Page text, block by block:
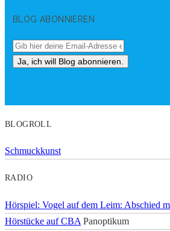
BLOG ABONNIEREN
BLOGROLL
Schmuckkunst
RADIO
Hörspiel: Vogel auf dem Leim: Abschied
Hörstücke auf CBA Panoptikum